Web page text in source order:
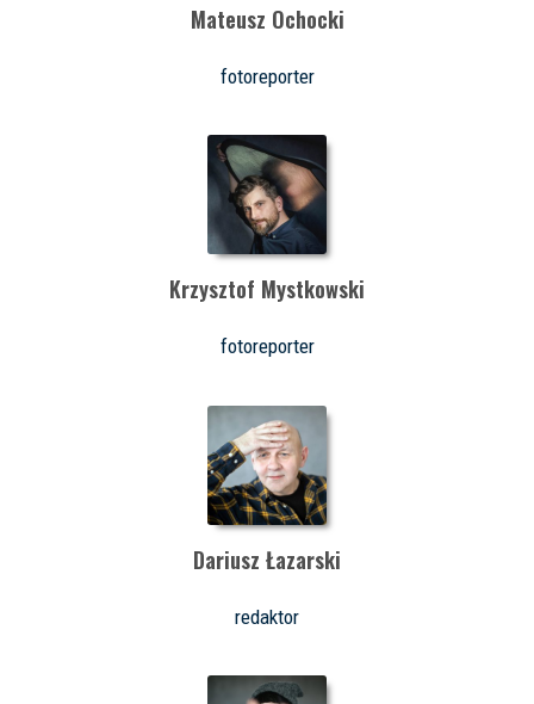
Mateusz Ochocki
fotoreporter
Krzysztof Mystkowski
fotoreporter
Dariusz Łazarski
redaktor